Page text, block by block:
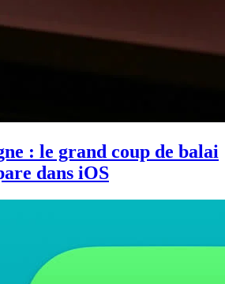
: le grand coup de balai
dans iOS